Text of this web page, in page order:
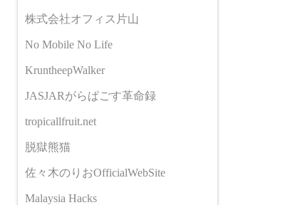
株式会社オフィス片山
No Mobile No Life
KruntheepWalker
JASJARがらぱごす革命録
tropicallfruit.net
脱獄熊猫
佐々木のりおOfficialWebSite
Malaysia Hacks